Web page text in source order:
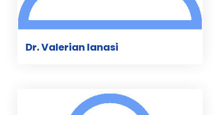
Dr. Valerian Ianasi